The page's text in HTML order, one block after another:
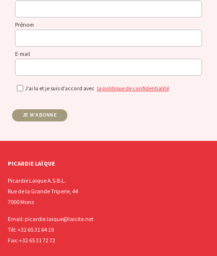
Prénom
E-mail
J’ai lu et je suis d’accord avec la politique de confidentialité
JE M'ABONNE
PICARDIE LAÏQUE
Picardie Laïque A.S.B.L.
Rue de la Grande Triperie, 44
7000 Mons
Email: picardie.laique@laicite.net
Tél: +32 65 31 64 19
Fax: +32 65 31 72 72